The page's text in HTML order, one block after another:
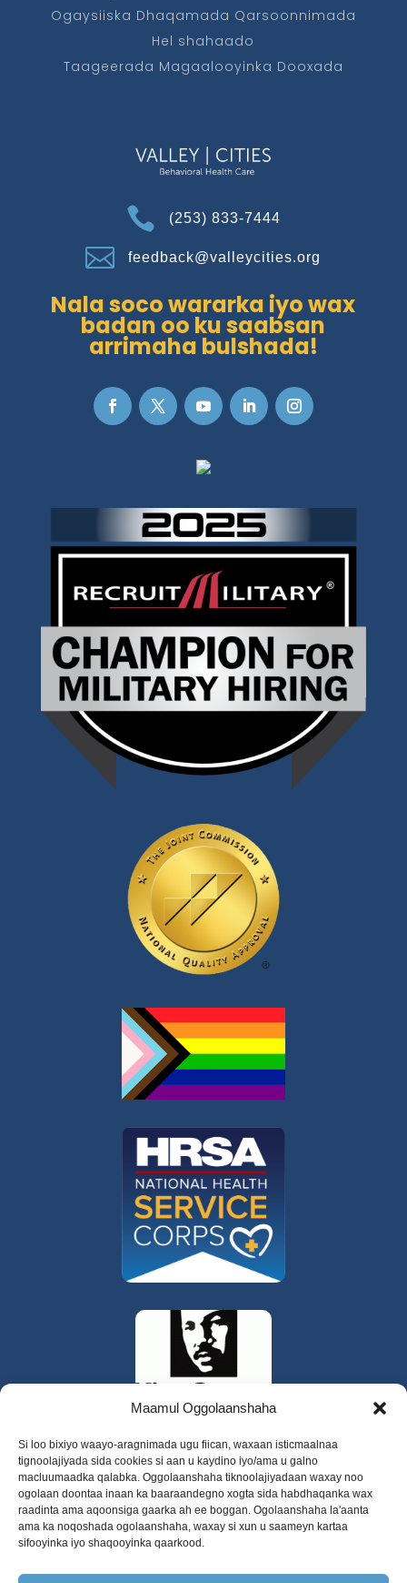
Maamul Oggolaanshaha
Si loo bixiyo waayo-aragnimada ugu fiican, waxaan isticmaalnaa
tignoolajiyada sida cookies si aan u kaydino iyo/ama u galno
macluumaadka qalabka. Oggolaanshaha tiknoolajiyadaan waxay noo
ogolaan doontaa inaan ka baaraandegno xogta sida habdhaqanka wax
raadinta ama aqoonsiga gaarka ah ee boggan. Ogolaanshaha la'aanta
ama ka noqoshada ogolaanshaha, waxay si xun u saameyn kartaa
sifooyinka iyo shaqooyinka qaarkood.
Ogaysiiska Dhaqamada Qarsoonnimada
Hel shahaado
Taageerada Magaalooyinka Dooxada
 (253) 833-7444
 feedback@valleycities.org
Nala soco wararka iyo wax
badan oo ku saabsan
arrimaha bulshada!